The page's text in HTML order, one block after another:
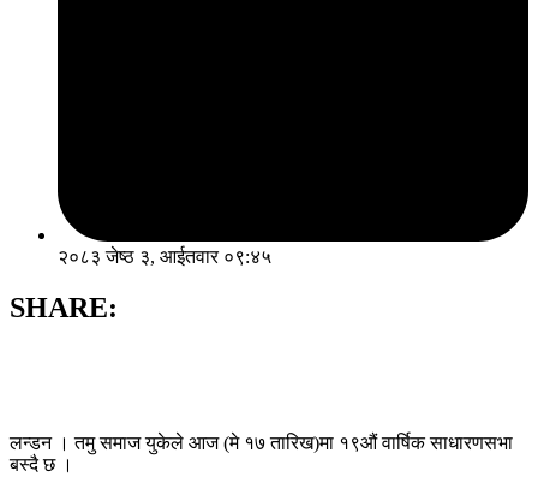
२०८३ जेष्ठ ३, आईतवार ०९:४५
SHARE:
लन्डन । तमु समाज युकेले आज (मे १७ तारिख)मा १९औं वार्षिक साधारणसभा
बस्दै छ ।